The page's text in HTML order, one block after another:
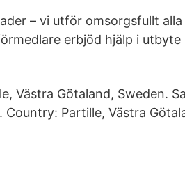
– vi utför omsorgsfullt
erbjöd hjälp i utbyte
Västra Götaland, Sweden.
Country: Partille, Västra